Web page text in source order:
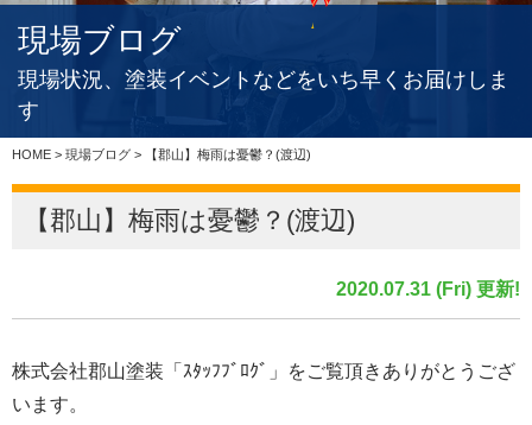
現場ブログ
現場状況、塗装イベントなどをいち早くお届けしま
す
HOME > 現場ブログ > 【郡山】梅雨は憂鬱？(渡辺)
【郡山】梅雨は憂鬱？(渡辺)
2020.07.31 (Fri) 更新!
株式会社郡山塗装「ｽﾀｯﾌﾌﾞﾛｸﾞ」をご覧頂きありがとうござ
います。